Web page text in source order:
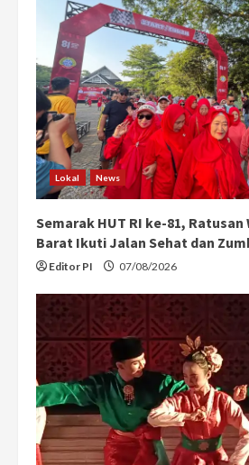
e
a
d
i
n
g
Lokal News
Semarak HUT RI ke-81,
Barat Ikuti Jalan Sehat dan
Editor PI 07/08/2026